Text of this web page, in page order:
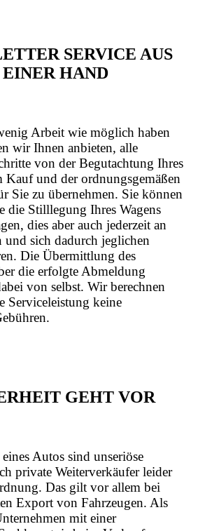
SERVICE AUS
EINER HAND
Arbeit wie möglich haben
wir Ihnen anbieten, alle
von der Begutachtung Ihres
Kauf und der ordnungsgemäßen
Sie zu übernehmen. Sie können
die Stilllegung Ihres Wagens
dies aber auch jederzeit an
und sich dadurch jeglichen
Die Übermittlung des
die erfolgte Abmeldung
von selbst. Wir berechnen
Serviceleistung keine
GEHT VOR
Autos sind unseriöse
private Weiterverkäufer leider
Das gilt vor allem bei
Export von Fahrzeugen. Als
mit einer